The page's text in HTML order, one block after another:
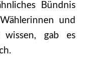
Bündnis
und
wissen, gab es